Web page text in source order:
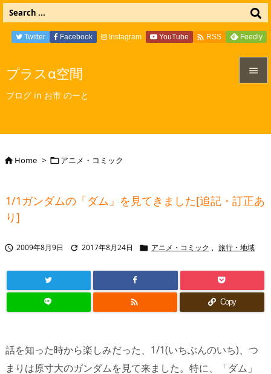
プラスα空間
ブログ in お市 のーと

次へ
Twitter Facebook Instagram YouTube  RSS Feedly
Home > アニメ・コミック
1/1ガンダムの「ダム」を見てきました[追記・訂正あ
り]
 2009年8月9日  2017年8月24日  アニメ・コミック , 旅行・地域
 Copy
話を知った時から楽しみだった、1/1(いちぶんのいち)、つ
まりは原寸大のガンダムを見て来ました。特に、「ダム」